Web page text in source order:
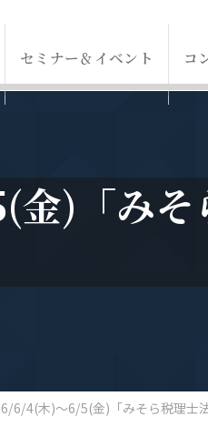
セミナー＆イベント コ
)「み
6/4(木)～6/5(金)「みそら税理士